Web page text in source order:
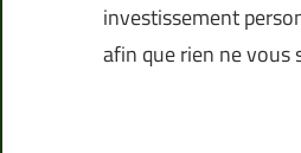
investissement
afin que rien ne vous